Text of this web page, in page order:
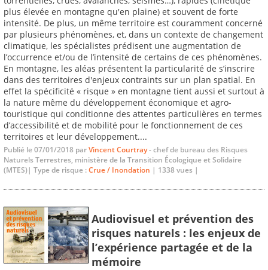
plus élevée en montagne qu'en plaine) et souvent de forte
intensité. De plus, un même territoire est couramment concerné
par plusieurs phénomènes, et, dans un contexte de changement
climatique, les spécialistes prédisent une augmentation de
l’occurrence et/ou de l’intensité de certains de ces phénomènes.
En montagne, les aléas présentent la particularité de s’inscrire
dans des territoires d'enjeux contraints sur un plan spatial. En
effet la spécificité « risque » en montagne tient aussi et surtout à
la nature même du développement économique et agro-
touristique qui conditionne des attentes particulières en termes
d’accessibilité et de mobilité pour le fonctionnement de ces
territoires et leur développement....
Publié le 07/01/2018 parVincent Courtray- chef de bureau des Risques
Naturels Terrestres, ministère de la Transition Écologique et Solidaire
(MTES)| Type de risque :Crue / Inondation | 1338 vues |
Audiovisuel et prévention des
risques naturels : les enjeux de
l’expérience partagée et de la
mémoire